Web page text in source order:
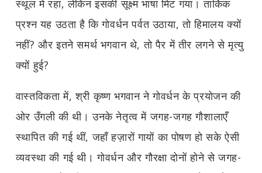
स्थूल में रहा, लेकिन इसकी सूक्ष्म भाषा मिट गया। तार्किक
प्रश्न यह उठता है कि गोवर्धन पर्वत उठाया, तो हिमालय क्यों
नहीं? और इतने समर्थ भगवान थे, तो पैर में तीर लगने से मृत्यु
क्यों हुई?
वास्तविकता में, श्री कृष्ण भगवान ने गोवर्धन के प्रयोजन की
ओर उँगली की थी। उनके नेतृत्व में जगह-जगह गौशालाएँ
स्थापित की गई थीं, जहाँ हज़ारों गायों का पोषण हो सके ऐसी
व्यवस्था की गई थी। गोवर्धन और गौरक्षा दोनों होने से जगह-